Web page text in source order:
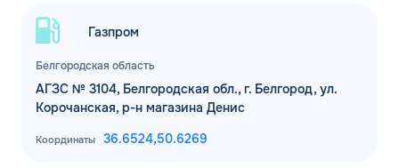
Белгородская область
Газпром
АГЗС № 3104, Белгородская обл., г. Белгород, ул.
Корочанская, р-н магазина Денис
Координаты 36.6524,50.6269